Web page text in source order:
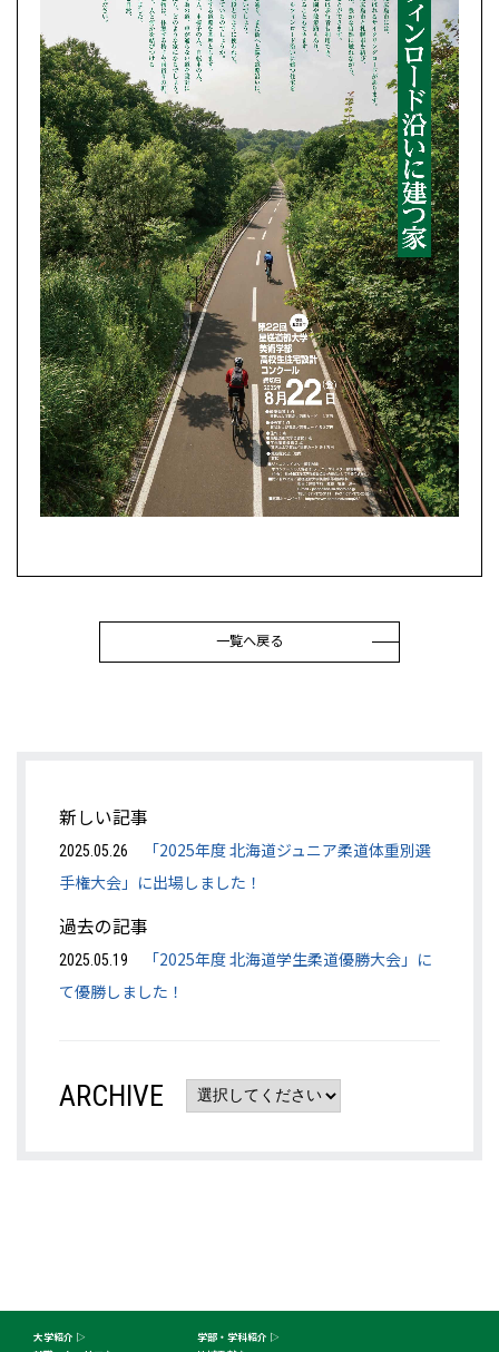
一覧へ戻る
新しい記事
2025.05.26
「2025年度 北海道ジュニア柔道体重別選
手権大会」に出場しました！
過去の記事
2025.05.19
「2025年度 北海道学生柔道優勝大会」に
て優勝しました！
ARCHIVE
大学紹介
学部・学科紹介